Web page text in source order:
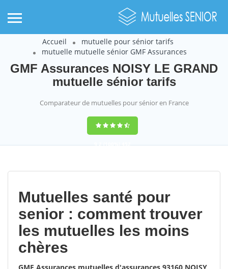
Accueil
mutuelle pour sénior tarifs
mutuelle mutuelle sénior GMF Assurances
GMF Assurances NOISY LE GRAND
mutuelle sénior tarifs
Comparateur de mutuelles pour sénior en France
9,2(100%)452
Mutuelles santé pour
senior : comment trouver
les mutuelles les moins
chères